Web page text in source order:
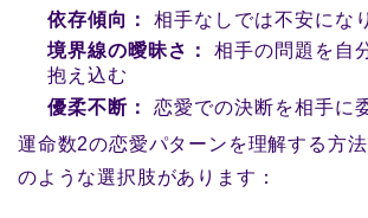
依存傾向：
相手なしでは不安にな
境界線の曖昧さ：
相手の問題を自
抱え込む
優柔不断：
恋愛での決断を相手に
運命数2の恋愛パターンを理解する方
のような選択肢があります：